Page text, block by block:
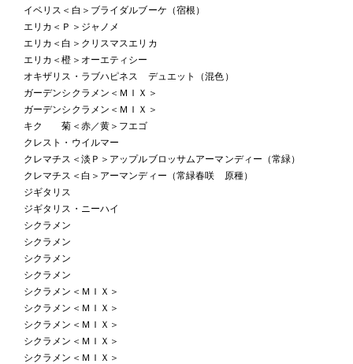
イベリス＜白＞ブライダルブーケ（宿根）
エリカ＜Ｐ＞ジャノメ
エリカ＜白＞クリスマスエリカ
エリカ＜橙＞オーエティシー
オキザリス・ラブハピネス デュエット（混色）
ガーデンシクラメン＜ＭＩＸ＞
ガーデンシクラメン＜ＭＩＸ＞
キク 菊＜赤／黄＞フエゴ
クレスト・ウイルマー
クレマチス＜淡Ｐ＞アップルブロッサムアーマンディー（常緑）
クレマチス＜白＞アーマンディー（常緑春咲 原種）
ジギタリス
ジギタリス・ニーハイ
シクラメン
シクラメン
シクラメン
シクラメン
シクラメン＜ＭＩＸ＞
シクラメン＜ＭＩＸ＞
シクラメン＜ＭＩＸ＞
シクラメン＜ＭＩＸ＞
シクラメン＜ＭＩＸ＞